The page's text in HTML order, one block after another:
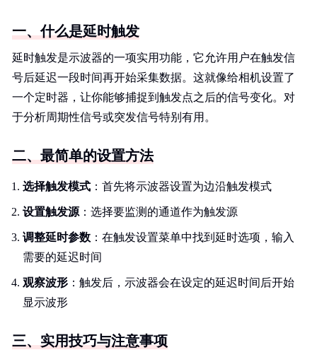
一、什么是延时触发
延时触发是示波器的一项实用功能，它允许用户在触发信
号后延迟一段时间再开始采集数据。这就像给相机设置了
一个定时器，让你能够捕捉到触发点之后的信号变化。对
于分析周期性信号或突发信号特别有用。
二、最简单的设置方法
选择触发模式 ：首先将示波器设置为边沿触发模式
设置触发源 ：选择要监测的通道作为触发源
调整延时参数 ：在触发设置菜单中找到延时选项，输入
需要的延迟时间
观察波形 ：触发后，示波器会在设定的延迟时间后开始
显示波形
三、实用技巧与注意事项